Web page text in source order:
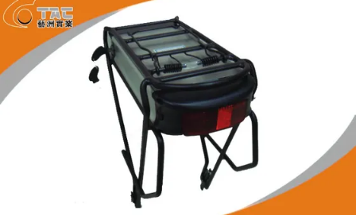
견
품